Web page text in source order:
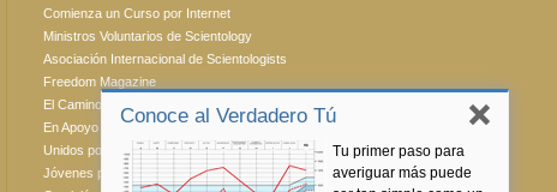
Conoce al Verdadero Tú
Tu primer paso para
averiguar más puede
Comienza un Curso por Internet
Ministros Voluntarios de Scientology
Asociación Internacional de Scientologists
Freedom Magazine
El Camino a la Felicidad
En Apoyo de Un Mundo Sin Drogas
Unidos por los Derechos Humanos
Jóvenes por los Derechos Humanos